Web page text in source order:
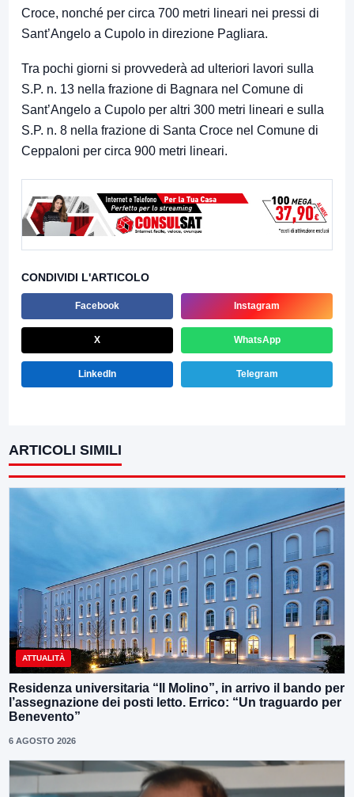
Croce, nonché per circa 700 metri lineari nei pressi di
Sant’Angelo a Cupolo in direzione Pagliara.
Tra pochi giorni si provvederà ad ulteriori lavori sulla
S.P. n. 13 nella frazione di Bagnara nel Comune di
Sant’Angelo a Cupolo per altri 300 metri lineari e sulla
S.P. n. 8 nella frazione di Santa Croce nel Comune di
Ceppaloni per circa 900 metri lineari.
CONDIVIDI L'ARTICOLO
Facebook Instagram
X WhatsApp
LinkedIn Telegram
ARTICOLI SIMILI
ATTUALITÀ
Residenza universitaria “Il Molino”, in arrivo il bando per
l’assegnazione dei posti letto. Errico: “Un traguardo per
Benevento”
6 AGOSTO 2026